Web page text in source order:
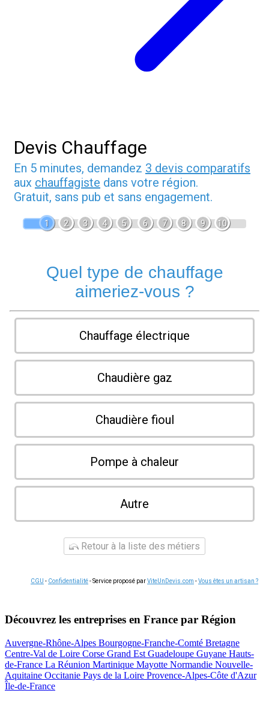
Devis Chauffage
En 5 minutes, demandez 3 devis comparatifs
aux chauffagiste dans votre région.
Gratuit, sans pub et sans engagement.
1 2 3 4 5 6 7 8 9 10
Quel type de chauffage
aimeriez-vous ?
Chauffage électrique
Chaudière gaz
Chaudière fioul
Pompe à chaleur
Autre
Retour à la liste des métiers
CGU - Confidentialité- Service proposé parViteUnDevis.com -Vous êtes un artisan ?
Découvrez les entreprises en France par Région
Auvergne-Rhône-Alpes Bourgogne-Franche-Comté Bretagne
Centre-Val de Loire Corse Grand Est Guadeloupe Guyane Hauts-
de-France La Réunion Martinique Mayotte Normandie Nouvelle-
Aquitaine Occitanie Pays de la Loire Provence-Alpes-Côte d'Azur
Île-de-France